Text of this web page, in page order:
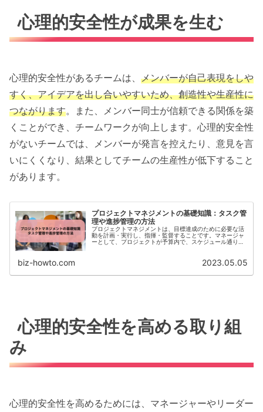
心理的安全性が成果を生む
心理的安全性があるチームは、 メンバーが自己表現をしや
すく、アイデアを出し合いやすいため、創造性や生産性に
つながります。また、メンバー同士が信頼できる関係を築
くことができ、チームワークが向上します。心理的安全性
がないチームでは、メンバーが発言を控えたり、意見を言
いにくくなり、結果としてチームの生産性が低下すること
があります。
プロジェクトマネジメントの基礎知識：タスク管
理や進捗管理の方法
プロジェクトマネジメントは、目標達成のために必要な活
動を計画・実行し、指揮・監督することです。マネージャ
ーとして、プロジェクトが予算内で、スケジュール通り
biz-howto.com 2023.05.05
心理的安全性を高める取り組
み
心理的安全性を高めるためには、マネージャーやリーダー